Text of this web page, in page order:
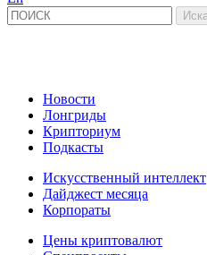
Новости
Лонгриды
Крипториум
Подкасты
Искусственный интеллект
Дайджест месяца
Корпораты
Цены криптовалют